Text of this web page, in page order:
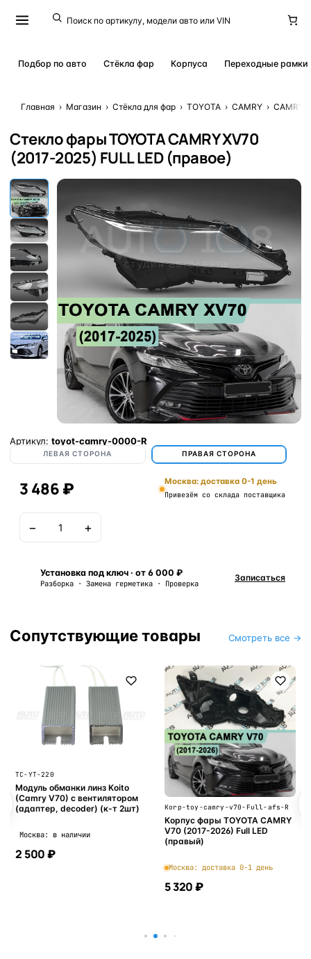
Подбор по авто Стёкла фар Корпуса Переходные рамки
Главная › Магазин › Стёкла для фар › TOYOTA › CAMRY › CAMRY
Стекло фары TOYOTA CAMRY XV70
(2017-2025) FULL LED (правое)
Артикул: toyot-camry-0000-R
ЛЕВАЯ СТОРОНА ПРАВАЯ СТОРОНА
3 486 ₽ Москва: доставка 0-1 день
Привезём со склада поставщика
− +
Установка под ключ · от 6 000 ₽
Разборка · Замена герметика · Проверка
Записаться
Сопутствующие товары Смотреть все →
TC-YT-220
Модуль обманки линз Koito
(Camry V70) с вентилятором
(адаптер, decoder) (к-т 2шт)
Москва: в наличии
2 500 ₽
Korp-toy-camry-v70-Full-afs-R
Корпус фары TOYOTA CAMRY
V70 (2017-2026) Full LED
(правый)
Москва: доставка 0-1 день
5 320 ₽